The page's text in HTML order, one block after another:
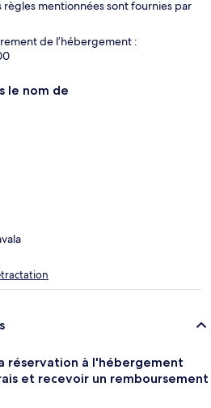
mentionnées sont fournies par
de l’hébergement :
le nom de
réservation à l'hébergement
et recevoir un remboursement